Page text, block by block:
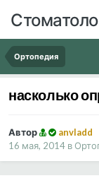
Ортопедия
насколько
Автор
anvladd
16 мая, 2014 в